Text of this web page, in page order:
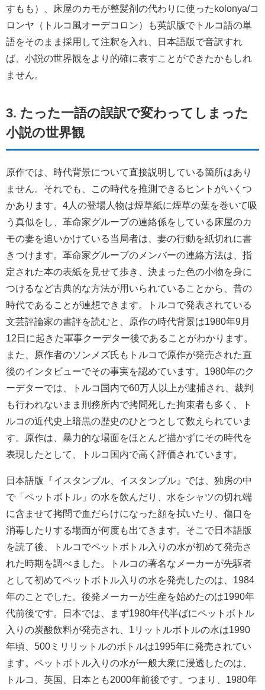
すもも）、床屋のカモが整髪剤の代わりに使ったkolonya/コ
ロンヤ（トルコ風オーデコロン）も英訳版でトルコ語の単
語をそのまま採用して注釈を入れ、日本語版で音訳すれ
ば、小説の世界観をより的確に表すことができたかもしれ
ません。
3. たった一語の誤訳で変わってしまった
小説の世界観
原作では、時代背景について直接説明している箇所はあり
ません。それでも、この時代を推測できるヒントがいくつ
かあります。4人の登場人物は煙草紙に煙草の葉を巻いて吸
う真似をし、革命家グループの連絡係をしている床屋のカ
モの妻を追いかけている当局者は、妻の行動を紙切れに書
きつけます。革命家グループのメンバーの連絡方法は、指
定された本の表紙を見せて歩き、決まった色の小物を身に
つけるなど古典的な方法が用いられていることから、昔の
時代であることが連想できます。トルコで発表されている
文芸評論家の書評を読むと、原作の時代背景は1980年9月
12日に起きた軍事クーデター後であることがわかります。
また、原作者のソンメズ氏もトルコで原作が発売された直
後のインタビューでその事実を認めています。1980年のク
ーデターでは、トルコ国内で60万人以上が逮捕され、裁判
も行われないまま刑務所内で拷問死した拘束者も多く、ト
ルコの近代史上暗黒の歴史のひとつとして数えられていま
す。原作は、暴力的な場面をほとんど描かずにその時代を
表現したとして、トルコ国内で高く評価されています。
日本語版『イスタンブル、イスタンブル』では、独房の中
で「ペットボトル」の水を飲んだり、水をシャツの切れ端
に含ませて拷問で血だらけになった顔を拭いたり、傷口を
消毒したりする場面が何度も出てきます。そこで日本語版
を読了後、トルコでペットボトル入りの水が初めて発売さ
れた時期を調べました。トルコの著名なメーカーが先駆者
として初めてペットボトル入りの水を発売したのは、1984
年のことでした。後発メーカーが生産を始めたのは1990年
代前後です。日本では、まず1980年代半ばにペットボトル
入りの炭酸飲料が発売され、1リットルボトルの水は1990
年頃、500ミリリットルのボトルは1995年に発売されてい
ます。ペットボトル入りの水が一般大衆に浸透したのは、
トルコ、英国、日本とも2000年前後です。つまり、1980年